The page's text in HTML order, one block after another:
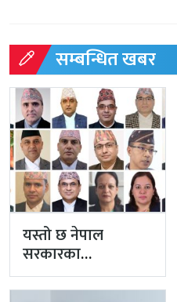
सम्बन्धित खबर
यस्तो छ नेपाल
सरकारका
सचिवहरूको बरियता